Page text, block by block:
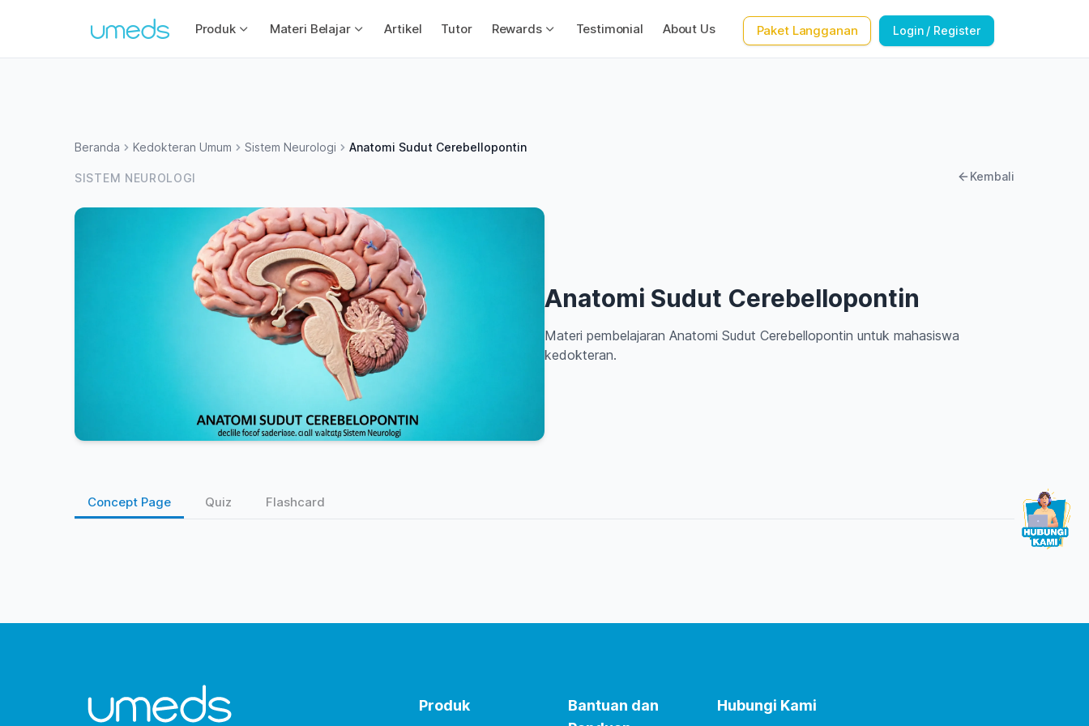
Produk Materi Belajar Artikel Tutor Rewards Testimonial About Us Paket Langganan Login / Register
Beranda Kedokteran Umum Sistem Neurologi Anatomi Sudut Cerebellopontin
SISTEM NEUROLOGI Kembali
Anatomi Sudut Cerebellopontin
Materi pembelajaran Anatomi Sudut Cerebellopontin untuk mahasiswa
kedokteran.
Concept Page Quiz Flashcard
Produk
Bantuan dan
Hubungi Kami